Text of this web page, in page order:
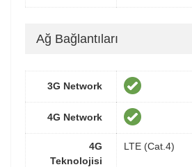
Ağ Bağlantıları
3G Network
4G Network
4G
Teknolojisi
LTE (Cat.4)